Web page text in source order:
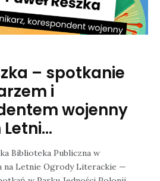
– spotkanie
i
wojenny
Biblioteka Publiczna w
—